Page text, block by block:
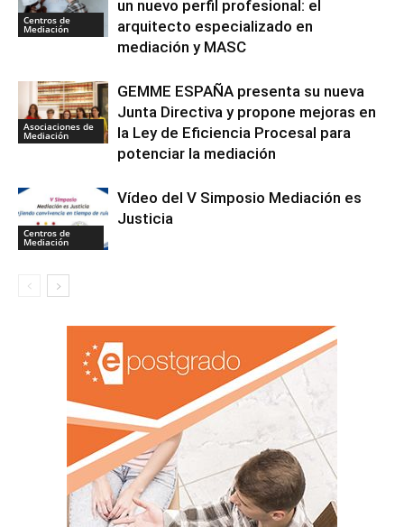
Centros de
Mediación
un nuevo perfil profesional: el
arquitecto especializado en
mediación y MASC
Asociaciones de
Mediación
GEMME ESPAÑA presenta su nueva
Junta Directiva y propone mejoras en
la Ley de Eficiencia Procesal para
potenciar la mediación
Centros de
Mediación
Vídeo del V Simposio Mediación es
Justicia